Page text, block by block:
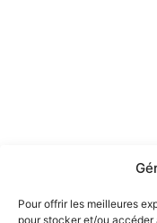
Pour offrir les meilleures
pour stocker et/ou